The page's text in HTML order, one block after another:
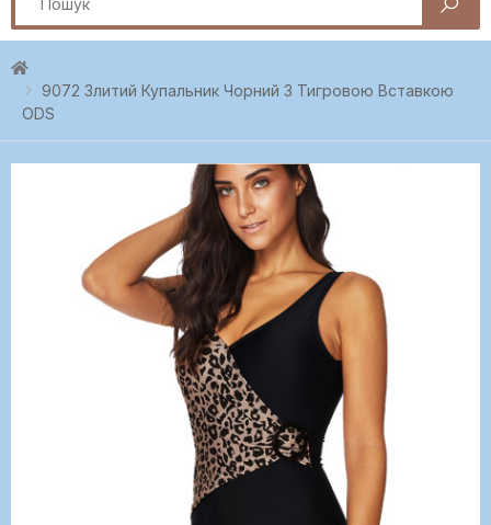
9072 Злитий Купальник Чорний З Тигровою Вставкою
ODS